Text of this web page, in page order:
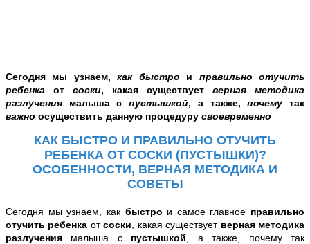
Сегодня мы узнаем,как быстро и правильно отучить
ребенка от соски, какая существует верная методика
разлучения малыша спустышкой, а также,почемутак
важно осуществить данную процедуру своевременно
КАК БЫСТРО И ПРАВИЛЬНО ОТУЧИТЬ
РЕБЕНКА ОТ СОСКИ (ПУСТЫШКИ)?
ОСОБЕННОСТИ, ВЕРНАЯ МЕТОДИКА И
СОВЕТЫ
Сегодня мы узнаем, как быстро и самое главное правильно
отучить ребенка отсоски , какая существует верная методика
разлучения малыша с пустышкой , а также, почему так